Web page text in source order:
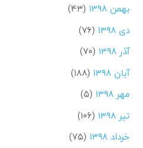
بهمن ۱۳۹۸
(۴۳)
دی ۱۳۹۸
(۷۶)
آذر ۱۳۹۸
(۷۰)
آبان ۱۳۹۸
(۱۸۸)
مهر ۱۳۹۸
(۵)
تیر ۱۳۹۸
(۱۰۶)
خرداد ۱۳۹۸
(۷۵)